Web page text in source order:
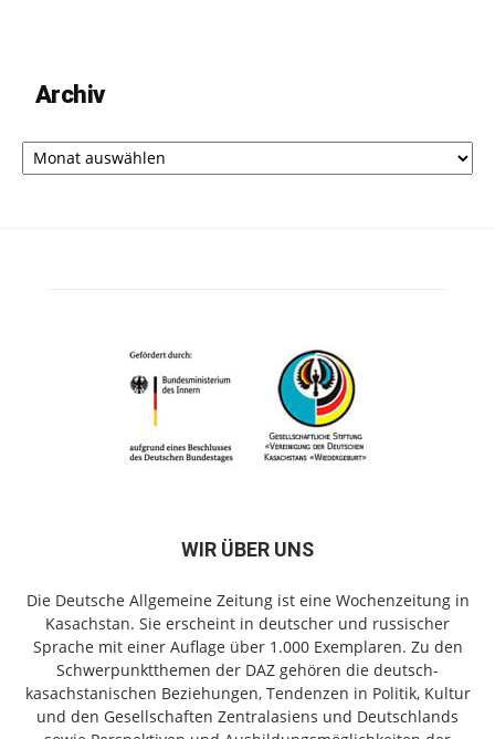
Archiv
Archiv
WIR ÜBER UNS
Die Deutsche Allgemeine Zeitung ist eine Wochenzeitung in
Kasachstan. Sie erscheint in deutscher und russischer
Sprache mit einer Auflage über 1.000 Exemplaren. Zu den
Schwerpunktthemen der DAZ gehören die deutsch-
kasachstanischen Beziehungen, Tendenzen in Politik, Kultur
und den Gesellschaften Zentralasiens und Deutschlands